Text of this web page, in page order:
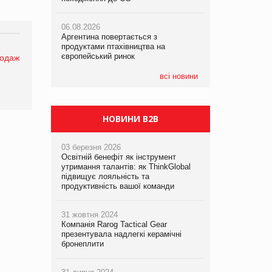
06.08.2026
Аргентина повертається з
продуктами птахівництва на
європейський ринок
всі новини
05.08.2026
Смачне поповнення дитячого меню:
у VARUS з’явилися новинки від ТМ
ТОКЕРИ
хлібобулочні вироби на
PrivateLabel&FMCG Master 2026
06.08.2026
Аргентина повертається з
продуктами птахівництва на
європейський ринок
НОВИНИ B2B
03 березня 2026
Освітній бенефіт як інструмент
утримання талантів: як ThinkGlobal
підвищує лояльність та
продуктивність вашої команди
31 жовтня 2024
Компанія Rarog Tactical Gear
презентувала надлегкі керамічні
бронеплити